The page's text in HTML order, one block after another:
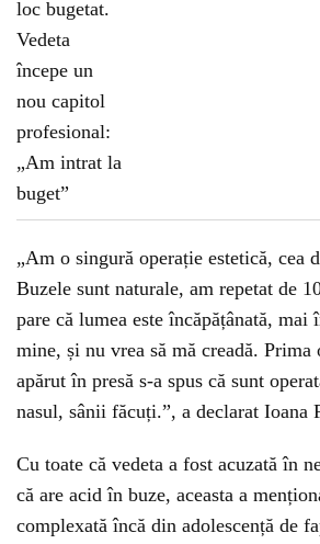
„Am o singură operație estetică, cea
Buzele sunt naturale, am repetat de
pare că lumea este încăpățânată, mai
mine, și nu vrea să mă creadă. Prima
apărut în presă s-a spus că sunt
nasul, sânii făcuți.”, a declarat Ioana
Cu toate că vedeta a fost acuzată în
că are acid în buze, aceasta a
complexată încă din adolescență de